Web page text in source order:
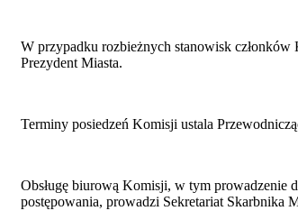
W przypadku rozbieżnych stanowisk
Prezydent Miasta.
Terminy posiedzeń Komisji ustala
Obsługę biurową Komisji, w tym
postępowania, prowadzi Sekretariat Skarbnika